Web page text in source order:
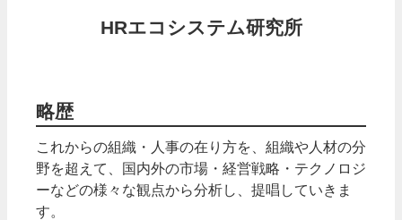
HRエコシステム研究所
略歴
これからの組織・人事の在り方を、組織や人材の分
野を超えて、国内外の市場・経営戦略・テクノロジ
ーなどの様々な観点から分析し、提唱していきま
す。